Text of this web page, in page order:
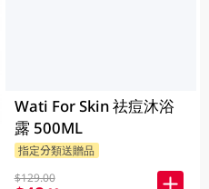
Wati For Skin 祛痘沐浴
露 500ML
指定分類送贈品
$129.00